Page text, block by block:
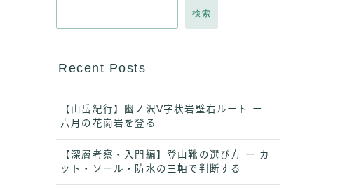
検索
Recent Posts
【山岳紀行】幽ノ沢V字状岩壁右ルート ー
六月の花崗岩を登る
【深層考察・入門編】登山靴の選び方 ー カ
ット・ソール・防水の三軸で判断する